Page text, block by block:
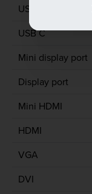
USB 3
USB C
Mini display port
Display port
Mini HDMI
HDMI
VGA
DVI